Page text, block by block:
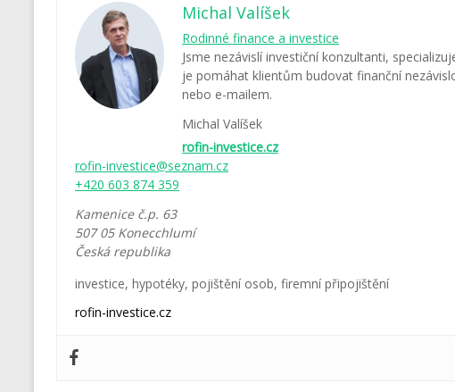
Michal Valíšek
Rodinné finance a investice
Jsme nezávislí investiční konzultanti,
je pomáhat klientům budovat finanční
nebo e-mailem.
Michal Valíšek
rofin-investice.cz
rofin-investice@seznam.cz
+420 603 874 359
Kamenice č.p. 63
507 05 Konecchlumí
Česká republika
investice, hypotéky, pojištění osob, firemní připojištění
rofin-investice.cz